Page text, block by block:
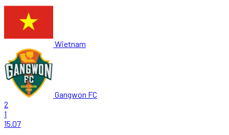
Wietnam
Gangwon FC
2
1
15.07